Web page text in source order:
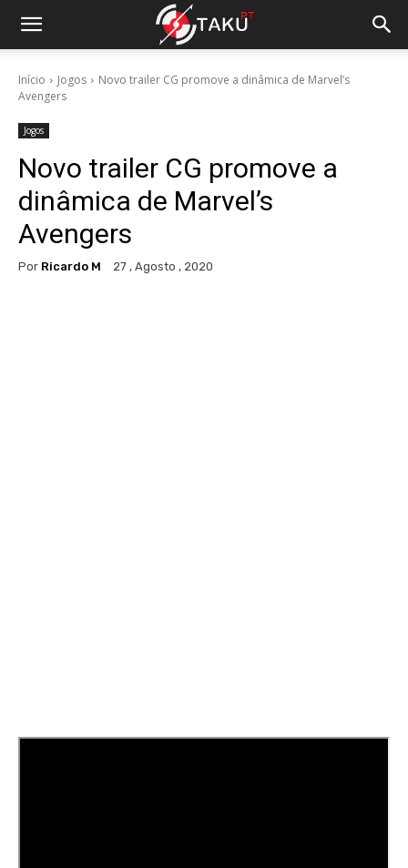
Início Jogos
Novo trailer CG promove a dinâmica de Marvel’s
Avengers
Jogos
Novo trailer CG promove a
dinâmica de Marvel’s
Avengers
Por Ricardo M 27 , Agosto , 2020